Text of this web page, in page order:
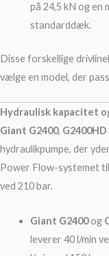
på 24,5 kN og en
standarddæk.
Disse forskellige
vælge en model, der
Hydraulisk kapacitet
Giant G2400, G2400HD
hydraulikpumpe, der
Power Flow-systemet
ved 210 bar.
Giant G2400og
leverer 40 l/min